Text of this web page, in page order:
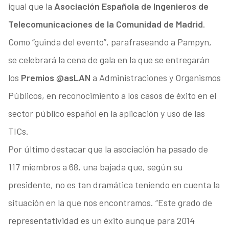
igual que la Asociación Española de Ingenieros de
Telecomunicaciones de la Comunidad de Madrid.
Como “guinda del evento”, parafraseando a Pampyn,
se celebrará la cena de gala en la que se entregarán
los Premios @asLAN a Administraciones y Organismos
Públicos, en reconocimiento a los casos de éxito en el
sector público español en la aplicación y uso de las
TICs.
Por último destacar que la asociación ha pasado de
117 miembros a 68, una bajada que, según su
presidente, no es tan dramática teniendo en cuenta la
situación en la que nos encontramos. “Este grado de
representatividad es un éxito aunque para 2014